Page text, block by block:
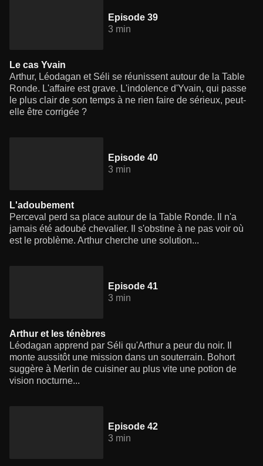
Episode 39
3 min
Le cas Yvain
Arthur, Léodagan et Séli se réunissent autour de la Table
Ronde. L'affaire est grave. L'indolence d'Yvain, qui passe
le plus clair de son temps à ne rien faire de sérieux, peut-
elle être corrigée ?
Episode 40
3 min
L'adoubement
Perceval perd sa place autour de la Table Ronde. Il n'a
jamais été adoubé chevalier. Il s'obstine à ne pas voir où
est le problème. Arthur cherche une solution...
Episode 41
3 min
Arthur et les ténèbres
Léodagan apprend par Séli qu'Arthur a peur du noir. Il
monte aussitôt une mission dans un souterrain. Bohort
suggère à Merlin de cuisiner au plus vite une potion de
vision nocturne...
Episode 42
3 min